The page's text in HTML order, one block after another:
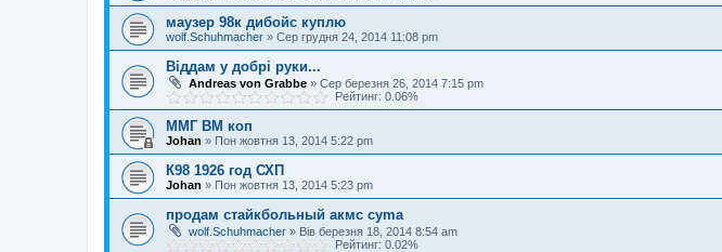
маузер 98к дибойс куплю
wolf.Schuhmacher » Сер грудня 24, 2014 11:08 pm
Віддам у добрі руки...
Andreas von Grabbe » Сер березня 26, 2014 7:15 pm
Рейтинг: 0.06%
ММГ ВМ коп
Johan » Пон жовтня 13, 2014 5:22 pm
К98 1926 год СХП
Johan » Пон жовтня 13, 2014 5:23 pm
продам стайкбольный акмс cyma
wolf.Schuhmacher » Вів березня 18, 2014 8:54 am
Рейтинг: 0.02%